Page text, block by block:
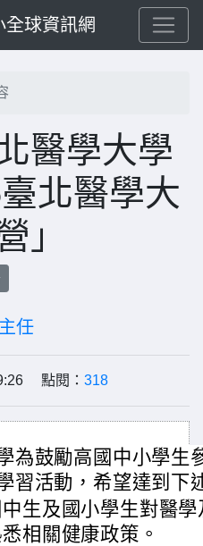
球資訊網
醫學大學
北醫學大
」
任
點閱： 318
為鼓勵高國中小學生
習活動，希望達到下
生及國小學生對醫
相關健康政策。